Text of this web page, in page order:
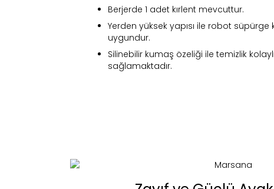
Berjerde 1 adet kırlent mevcuttur.
Yerden yüksek yapısı ile robot süpürge
uygundur.
Silinebilir kumaş özeliği ile temizlik
sağlamaktadır.